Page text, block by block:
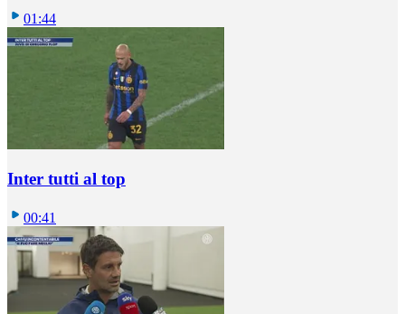
01:44
Inter tutti al top
00:41